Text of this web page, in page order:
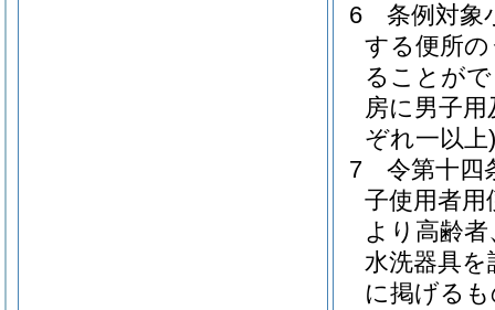
6
条例対象
する便所
ることが
房に男子
ぞれ一以上)
7
令第十四
子使用者用
より高齢
水洗器具
に掲げる